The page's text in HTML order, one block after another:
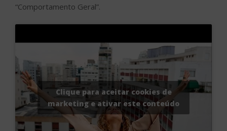
“Comportamento Geral”.
Clique para aceitar cookies de
marketing e ativar este conteúdo